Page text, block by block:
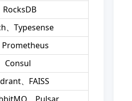
RocksDB
、Typesense
Prometheus
Consul
、FAISS